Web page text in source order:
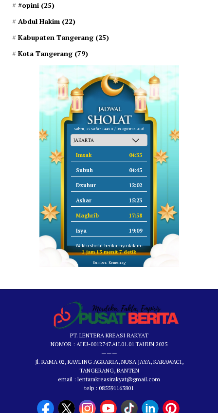
#opini (25)
Abdul Hakim (22)
Kabupaten Tangerang (25)
Kota Tangerang (79)
Sabtu, 23 Safar 1448 H / 08 Agustus 2026
Imsak 04:35
Subuh 04:45
Dzuhur 12:02
Ashar 15:23
Maghrib 17:58
Isya 19:09
Waktu sholat berikutnya dalam:
1 jam 13 menit 7 detik
Sumber: Kemenag
PT. LENTERA KREASI RAKYAT
NOMOR : AHU-0012747.AH.01.01.TAHUN 2025
———
Jl. RAMA 02, KAVLING AGRARIA, NUSA JAYA, KARAWACI,
TANGERANG, BANTEN
email : lentarakreasirakyat@gmail.com
telp : 085591163801